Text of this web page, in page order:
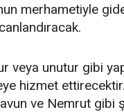
merhametiyle
veya unutur gibi
hizmet
ve Nemrut gibi